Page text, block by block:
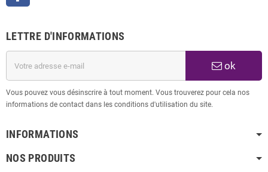
LETTRE D'INFORMATIONS
ok
Vous pouvez vous désinscrire à tout moment. Vous trouverez pour cela nos
informations de contact dans les conditions d'utilisation du site.
INFORMATIONS
NOS PRODUITS